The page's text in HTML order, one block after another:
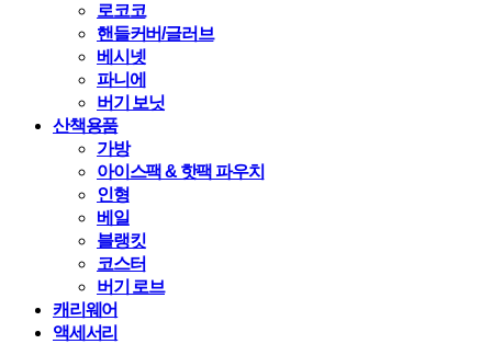
로코코
핸들커버/글러브
베시넷
파니에
버기 보닛
산책용품
가방
아이스팩 & 핫팩 파우치
인형
베일
블랭킷
코스터
버기 로브
캐리웨어
액세서리